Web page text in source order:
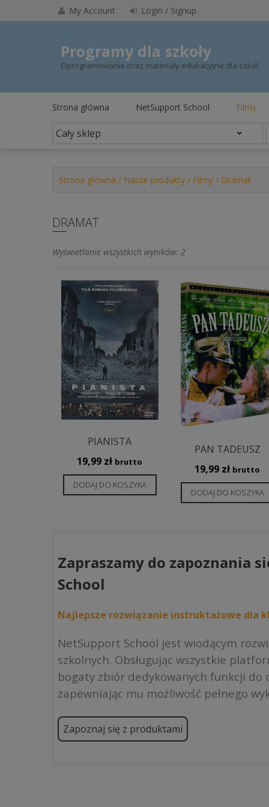
to
My Account Login / Signup
Programy dla szkoły
Oprogramowanie oraz materiały edukacyjne dla szkół
Strona główna NetSupport School Filmy
Strona główna / Nasze produkty / Filmy / Dramat
DRAMAT
Wyświetlanie wszystkich wyników: 2
PIANISTA
19,99 zł brutto
DODAJ DO KOSZYKA
PAN TADEUSZ
19,99 zł brutto
DODAJ DO KOSZYKA
Zapraszamy do zapoznania
School
Najlepsze rozwiązanie instruktażowe dla
NetSupport School jest wiodącym
szkolnych. Obsługując wszystkie
bogaty zbiór dedykowanych funkcji do
zapewniając mu możliwość pełnego
Zapoznaj się z produktami